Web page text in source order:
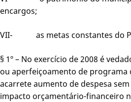
encargos;
VII- as metas constantes do
§ 1º – No exercício de 2008 é
ou aperfeiçoamento de programa
acarrete aumento de despesa
impacto orçamentário-financeiro